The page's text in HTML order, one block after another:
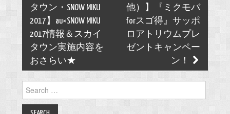
navigation
タウン・SNOW MIKU
2017】au×SNOW MIKU
2017情報＆スカイ
タウン実施内容を
おさらい★
他）】『ミクモバ
forスゴ得』サッポ
ロアトリウムプレ
ゼントキャンペー
ン！
Search
for: